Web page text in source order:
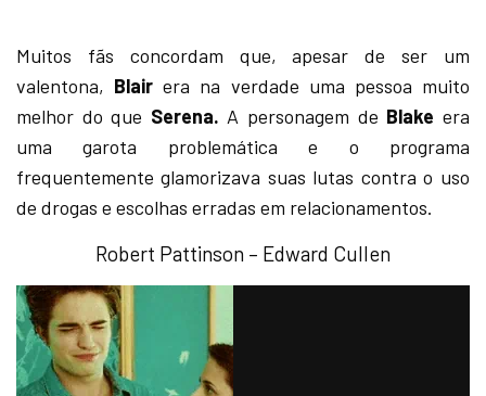
Muitos fãs concordam que, apesar de ser um
valentona, Blair era na verdade uma pessoa muito
melhor do que Serena. A personagem de Blake era
uma garota problemática e o programa
frequentemente glamorizava suas lutas contra o uso
de drogas e escolhas erradas em relacionamentos.
Robert Pattinson – Edward Cullen